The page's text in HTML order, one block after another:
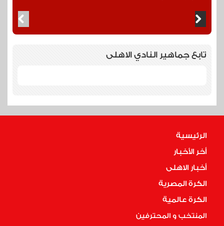
تابع جماهير النادي الاهلى
الرئيسية
أخر الأخبار
أخبار الاهلى
الكرة المصرية
الكرة عالمية
المنتخب و المحترفين